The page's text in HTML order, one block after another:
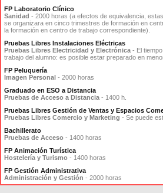
FP Laboratorio Clínico
Sanidad - 2000 horas (a efectos de equivalencia,
se organizara en cinco trimestres de formación en
la formación en centro de trabajo correspondiente).
Pruebas Libres Instalaciones Eléctricas
Pruebas Libres Electricidad y Electrónica - El
trabajo del alumno: es posible estar preparado en
FP Peluquería
Imagen Personal - 2000 horas
Graduado en ESO a Distancia
Pruebas de Acceso a Distancia - 1400 h.
Pruebas Libres Gestión de Ventas y Espacios
Pruebas Libres Comercio y Marketing - Se puede
Bachillerato
Pruebas de Acceso - 1400 horas
FP Animación Turística
Hostelería y Turismo - 1400 horas
FP Gestión Administrativa
Administración y Gestión - 2000 horas